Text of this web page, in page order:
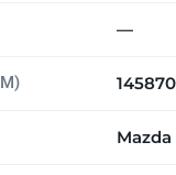
—
145870
Mazda